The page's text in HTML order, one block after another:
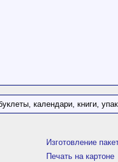
календари, книги,
Изготовление
Печать на картоне